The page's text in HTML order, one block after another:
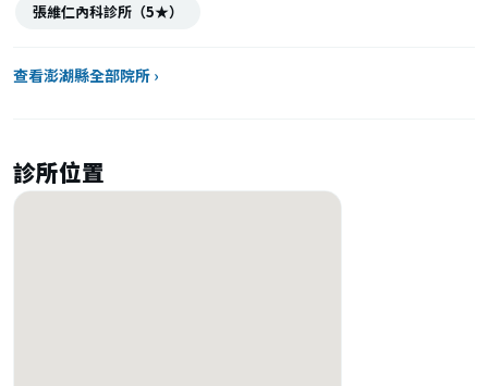
張維仁內科診所（5★）
查看澎湖縣全部院所 ›
診所位置